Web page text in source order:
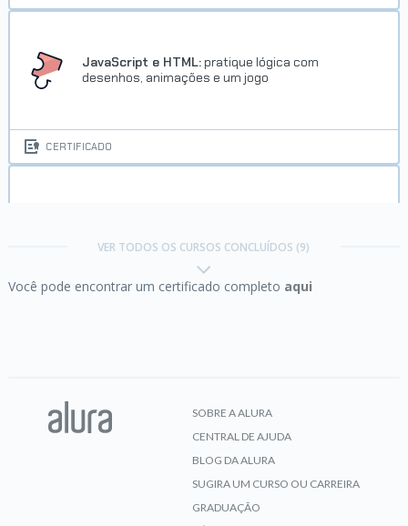
JavaScript e HTML: pratique lógica com
desenhos, animações e um jogo
CERTIFICADO
VER TODOS OS CURSOS CONCLUÍDOS (9)
Você pode encontrar um certificado completo aqui
SOBRE A ALURA
CENTRAL DE AJUDA
BLOG DA ALURA
SUGIRA UM CURSO OU CARREIRA
GRADUAÇÃO